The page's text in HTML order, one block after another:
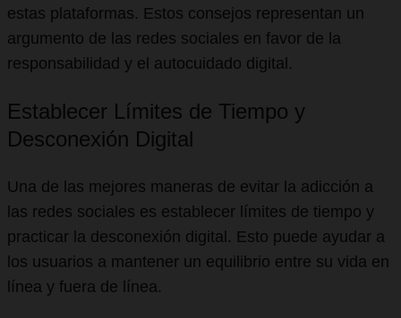
estas plataformas. Estos consejos representan un
argumento de las redes sociales en favor de la
responsabilidad y el autocuidado digital.
Establecer Límites de Tiempo y
Desconexión Digital
Una de las mejores maneras de evitar la adicción a
las redes sociales es establecer límites de tiempo y
practicar la desconexión digital. Esto puede ayudar a
los usuarios a mantener un equilibrio entre su vida en
línea y fuera de línea.